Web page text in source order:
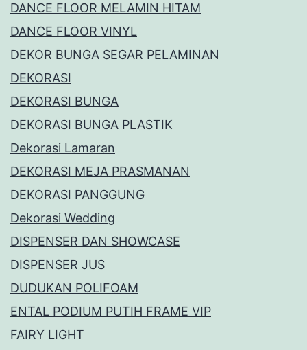
DANCE FLOOR MELAMIN HITAM
DANCE FLOOR VINYL
DEKOR BUNGA SEGAR PELAMINAN
DEKORASI
DEKORASI BUNGA
DEKORASI BUNGA PLASTIK
Dekorasi Lamaran
DEKORASI MEJA PRASMANAN
DEKORASI PANGGUNG
Dekorasi Wedding
DISPENSER DAN SHOWCASE
DISPENSER JUS
DUDUKAN POLIFOAM
ENTAL PODIUM PUTIH FRAME VIP
FAIRY LIGHT